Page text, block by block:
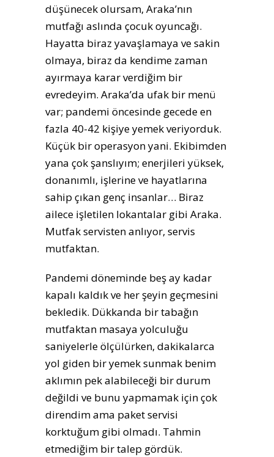
düşünecek olursam, Araka’nın
mutfağı aslında çocuk oyuncağı.
Hayatta biraz yavaşlamaya ve sakin
olmaya, biraz da kendime zaman
ayırmaya karar verdiğim bir
evredeyim. Araka’da ufak bir menü
var; pandemi öncesinde gecede en
fazla 40-42 kişiye yemek veriyorduk.
Küçük bir operasyon yani. Ekibimden
yana çok şanslıyım; enerjileri yüksek,
donanımlı, işlerine ve hayatlarına
sahip çıkan genç insanlar… Biraz
ailece işletilen lokantalar gibi Araka.
Mutfak servisten anlıyor, servis
mutfaktan.
Pandemi döneminde beş ay kadar
kapalı kaldık ve her şeyin geçmesini
bekledik. Dükkanda bir tabağın
mutfaktan masaya yolculuğu
saniyelerle ölçülürken, dakikalarca
yol giden bir yemek sunmak benim
aklımın pek alabileceği bir durum
değildi ve bunu yapmamak için çok
direndim ama paket servisi
korktuğum gibi olmadı. Tahmin
etmediğim bir talep gördük.